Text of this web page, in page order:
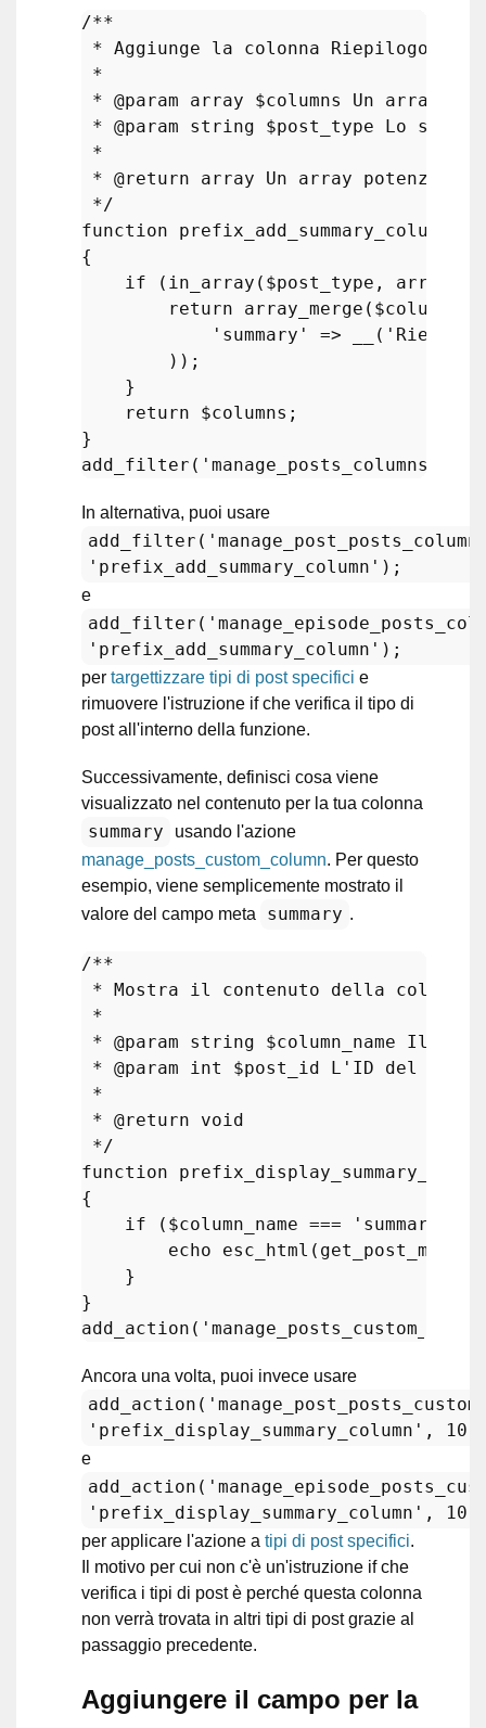
/**
* Aggiunge la colonna Riepilogo a
*
* @param array $columns Un array
* @param string $post_type Lo slug
*
* @return array Un array
*/
function
prefix_add_summary_column
{
if ( in_array ( $post_type , array
return
array_merge ( $columns
'summary'
=> (
        ));
    }
return
$columns ;
add_filter ( 'manage_posts_columns'
In alternativa, puoi usare
'prefix_add_summary_column');
e
'prefix_add_summary_column');
per targettizzare tipi di post specifici e
rimuovere l'istruzione if che verifica il tipo di
post all'interno della funzione.
Successivamente, definisci cosa viene
visualizzato nel contenuto per la tua colonna
summary
usando l'azione
manage_posts_custom_column. Per questo
esempio, viene semplicemente mostrato il
valore del campo meta
summary .
/**
* Mostra il contenuto della colonna
*
* @param string $column_name Il
* @param int $post_id L'ID del post
*
* @return void
*/
function
{
if ( $column_name === 'summary'
echo
esc_html ( get_post_meta
    }
add_action (
Ancora una volta, puoi invece usare
'prefix_display_summary_column',
e
'prefix_display_summary_column',
per applicare l'azione a tipi di post specifici.
Il motivo per cui non c'è un'istruzione if che
verifica i tipi di post è perché questa colonna
non verrà trovata in altri tipi di post grazie al
passaggio precedente.
Aggiungere il campo per la